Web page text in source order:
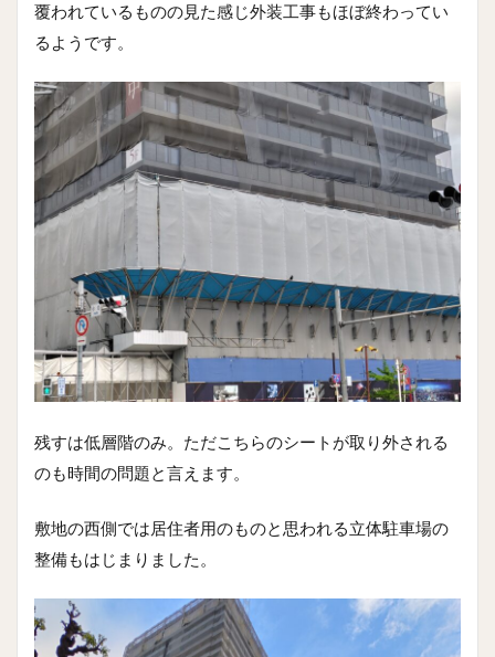
覆われているものの見た感じ外装工事もほぼ終わってい
るようです。
残すは低層階のみ。ただこちらのシートが取り外される
のも時間の問題と言えます。
敷地の西側では居住者用のものと思われる立体駐車場の
整備もはじまりました。